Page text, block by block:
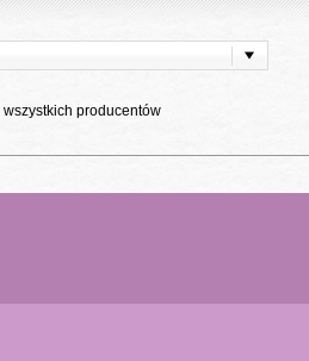
wszystkich producentów